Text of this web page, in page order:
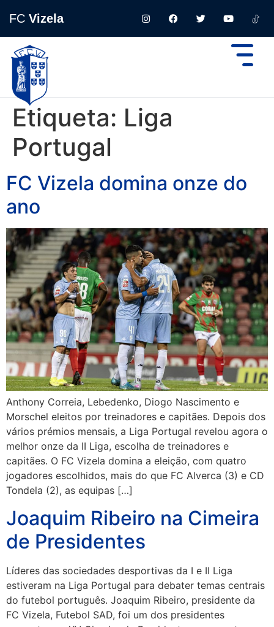
FC Vizela
Etiqueta: Liga
Portugal
FC Vizela domina onze do
ano
Anthony Correia, Lebedenko, Diogo Nascimento e
Morschel eleitos por treinadores e capitães. Depois dos
vários prémios mensais, a Liga Portugal revelou agora o
melhor onze da II Liga, escolha de treinadores e
capitães. O FC Vizela domina a eleição, com quatro
jogadores escolhidos, mais do que FC Alverca (3) e CD
Tondela (2), as equipas […]
Joaquim Ribeiro na Cimeira
de Presidentes
Líderes das sociedades desportivas da I e II Liga
estiveram na Liga Portugal para debater temas centrais
do futebol português. Joaquim Ribeiro, presidente da
FC Vizela, Futebol SAD, foi um dos presidentes